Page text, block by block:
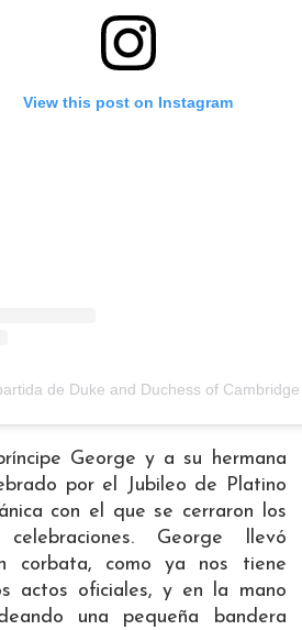
View this post on Instagram
George y a su hermana
por el Jubileo de Platino
con el que se cerraron los
George llevó
corbata, como ya nos tiene
actos oficiales, y en la mano
una pequeña bandera